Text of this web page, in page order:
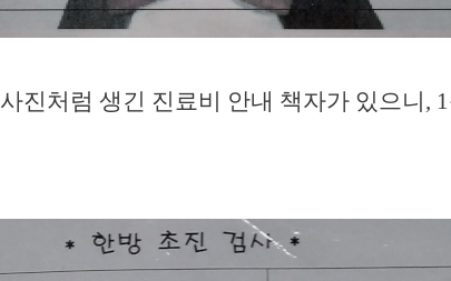
진처럼 생긴 진료비 안내 책자가 있으니,